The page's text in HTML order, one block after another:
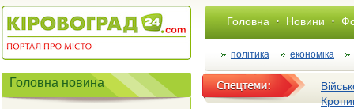
Головна Новини
політика економіка
Головна новина